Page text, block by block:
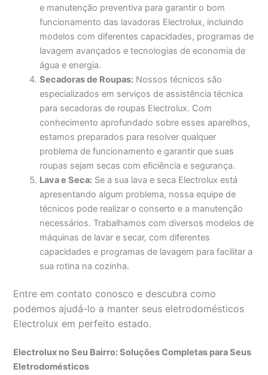
e manutenção preventiva para garantir o bom
funcionamento das lavadoras Electrolux, incluindo
modelos com diferentes capacidades, programas de
lavagem avançados e tecnologias de economia de
água e energia.
Secadoras de Roupas: Nossos técnicos são
especializados em serviços de assistência técnica
para secadoras de roupas Electrolux. Com
conhecimento aprofundado sobre esses aparelhos,
estamos preparados para resolver qualquer
problema de funcionamento e garantir que suas
roupas sejam secas com eficiência e segurança.
Lava e Seca: Se a sua lava e seca Electrolux está
apresentando algum problema, nossa equipe de
técnicos pode realizar o conserto e a manutenção
necessários. Trabalhamos com diversos modelos de
máquinas de lavar e secar, com diferentes
capacidades e programas de lavagem para facilitar a
sua rotina na cozinha.
Entre em contato conosco e descubra como
podemos ajudá-lo a manter seus eletrodomésticos
Electrolux em perfeito estado.
Electrolux no Seu Bairro: Soluções Completas para Seus
Eletrodomésticos